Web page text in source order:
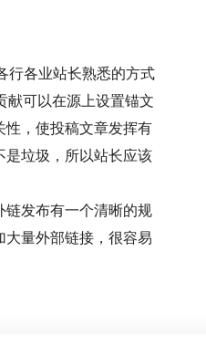
行各业站长熟悉的方式
献可以在源上设置锚文
性，使投稿文章发挥有
是垃圾，所以站长应该
链发布有一个清晰的规
量外部链接，很容易